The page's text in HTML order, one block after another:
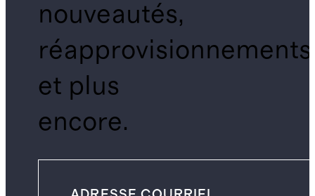
nouveautés,
réapprovisionnements
et plus
encore.